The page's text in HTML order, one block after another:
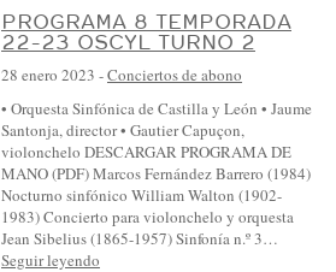
PROGRAMA 8 TEMPORADA
22-23 OSCYL TURNO 2
28 enero 2023 -Conciertos de abono
• Orquesta Sinfónica de Castilla y León • Jaume
Santonja, director • Gautier Capuçon,
violonchelo DESCARGAR PROGRAMA DE
MANO (PDF) Marcos Fernández Barrero (1984)
Nocturno sinfónico William Walton (1902-
1983) Concierto para violonchelo y orquesta
Jean Sibelius (1865-1957) Sinfonía n.º 3…
Seguir leyendo